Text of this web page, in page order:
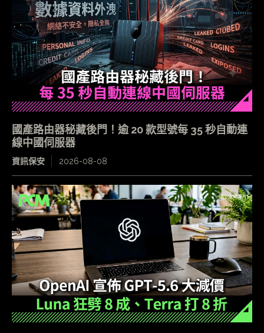
國產路由器秘藏後門！逾 20 款型號每 35 秒自動連
線中國伺服器
資訊保安 2026-08-08